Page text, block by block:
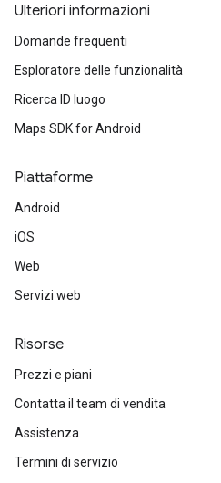
Ulteriori informazioni
Domande frequenti
Esploratore delle funzionalità
Ricerca ID luogo
Maps SDK for Android
Piattaforme
Android
iOS
Web
Servizi web
Risorse
Prezzi e piani
Contatta il team di vendita
Assistenza
Termini di servizio